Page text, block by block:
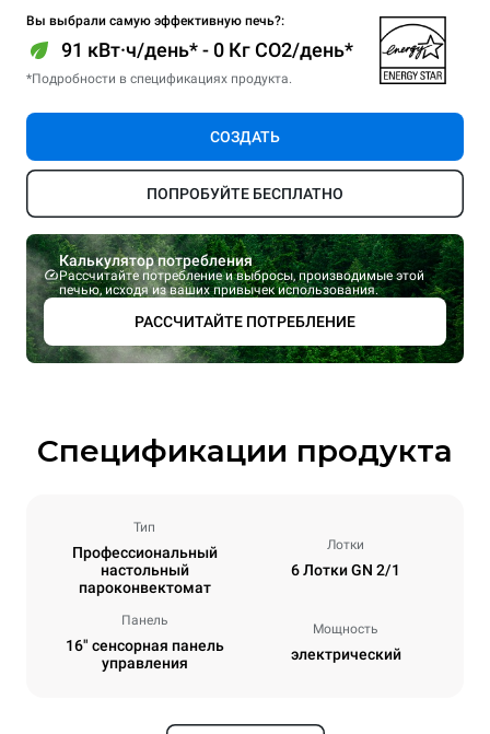
Вы выбрали самую эффективную печь?:
91 кВт·ч/день* - 0 Кг CO2/день*
*Подробности в спецификациях продукта.
СОЗДАТЬ
ПОПРОБУЙТЕ БЕСПЛАТНО
Калькулятор потребления
Рассчитайте потребление и выбросы, производимые этой
печью, исходя из ваших привычек использования.
РАССЧИТАЙТЕ ПОТРЕБЛЕНИЕ
Спецификации продукта
Тип
Профессиональный
настольный
пароконвектомат
Лотки
6 Лотки GN 2/1
Панель
16" сенсорная панель
управления
Мощность
электрический